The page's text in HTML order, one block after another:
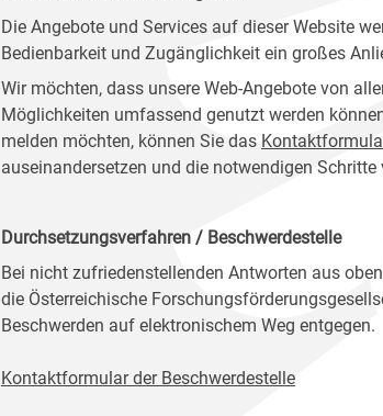
Die Angebote und Services auf dieser Website
Bedienbarkeit und Zugänglichkeit ein großes
Wir möchten, dass unsere Web-Angebote von
Möglichkeiten umfassend genutzt werden
melden möchten, können Sie das
auseinandersetzen und die notwendigen Schritte
Durchsetzungsverfahren / Beschwerdestelle
Bei nicht zufriedenstellenden Antworten aus
die Österreichische
Beschwerden auf elektronischem Weg entgegen.
Kontaktformular der Beschwerdestelle